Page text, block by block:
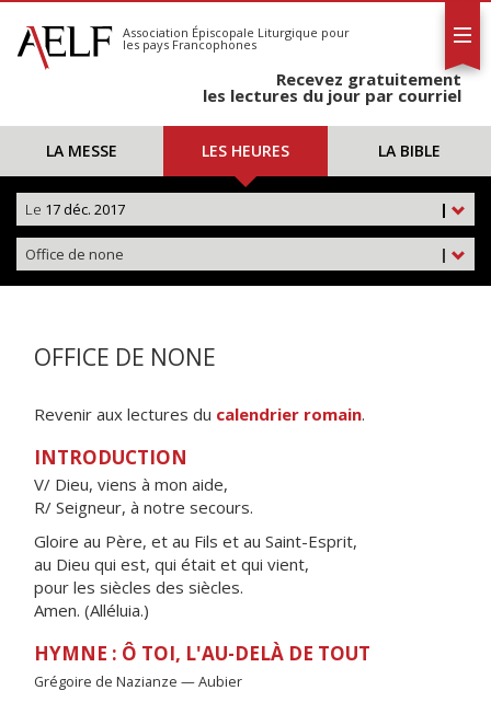
S'abonner
Calendrier
Association Épiscopale Liturgique pour
les pays Francophones
Recevez gratuitement
les lectures du jour par courriel
LA MESSE LES HEURES LA BIBLE
|
Le 17 déc. 2017
|
Office de none
OFFICE DE NONE
Revenir aux lectures du calendrier romain.
INTRODUCTION
V/ Dieu, viens à mon aide,
R/ Seigneur, à notre secours.
Gloire au Père, et au Fils et au Saint-Esprit,
au Dieu qui est, qui était et qui vient,
pour les siècles des siècles.
Amen. (Alléluia.)
HYMNE : Ô TOI, L'AU-DELÀ DE TOUT
Grégoire de Nazianze — Aubier